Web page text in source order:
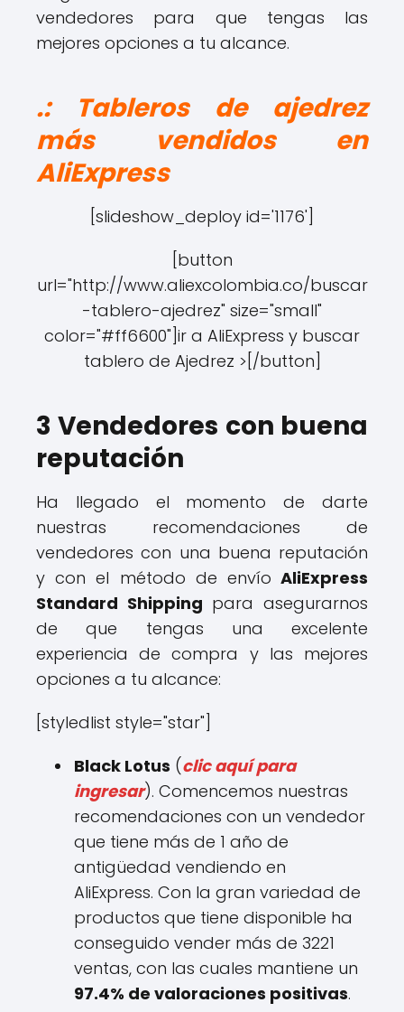
vendedores para que tengas las
mejores opciones a tu alcance.
.: Tableros de ajedrez
más vendidos en
AliExpress
[slideshow_deploy id='1176']
[button
url="http://www.aliexcolombia.co/buscar
-tablero-ajedrez" size="small"
color="#ff6600"]ir a AliExpress y buscar
tablero de Ajedrez >[/button]
3 Vendedores con buena
reputación
Ha llegado el momento de darte
nuestras recomendaciones de
vendedores con una buena reputación
y con el método de envío AliExpress
Standard Shipping para asegurarnos
de que tengas una excelente
experiencia de compra y las mejores
opciones a tu alcance:
[styledlist style="star"]
Black Lotus (clic aquí para
ingresar). Comencemos nuestras
recomendaciones con un vendedor
que tiene más de 1 año de
antigüedad vendiendo en
AliExpress. Con la gran variedad de
productos que tiene disponible ha
conseguido vender más de 3221
ventas, con las cuales mantiene un
97.4% de valoraciones positivas.